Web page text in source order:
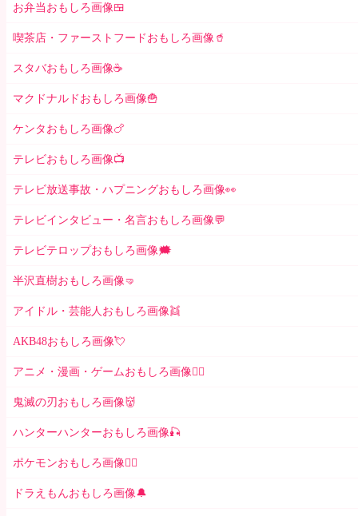
お弁当おもしろ画像🍱
喫茶店・ファーストフードおもしろ画像🥤
スタバおもしろ画像☕️
マクドナルドおもしろ画像🍟
ケンタおもしろ画像🍗
テレビおもしろ画像📺
テレビ放送事故・ハプニングおもしろ画像👀
テレビインタビュー・名言おもしろ画像💬
テレビテロップおもしろ画像🗯
半沢直樹おもしろ画像🤜
アイドル・芸能人おもしろ画像👯
AKB48おもしろ画像💘
アニメ・漫画・ゲームおもしろ画像🧚‍♀️
鬼滅の刃おもしろ画像👹
ハンターハンターおもしろ画像🎣
ポケモンおもしろ画像🤹‍♂️
ドラえもんおもしろ画像🔔